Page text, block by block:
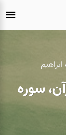
سوره